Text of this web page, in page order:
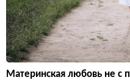
Материнская любовь не с